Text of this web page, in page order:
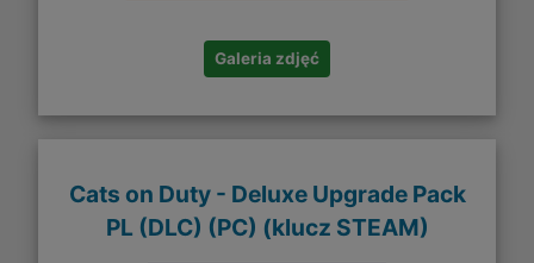
Galeria zdjęć
Cats on Duty - Deluxe Upgrade Pack
PL (DLC) (PC) (klucz STEAM)